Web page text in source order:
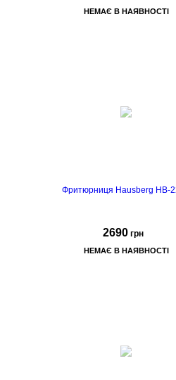
НЕМАЄ В НАЯВНОСТІ
открытие пластин на 180°
Фритюрниця Hausberg HB-
2690 грн
НЕМАЄ В НАЯВНОСТІ